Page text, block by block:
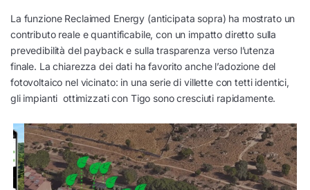
La funzione Reclaimed Energy (anticipata sopra) ha mostrato un
contributo reale e quantificabile, con un impatto diretto sulla
prevedibilità del payback e sulla trasparenza verso l’utenza
finale. La chiarezza dei dati ha favorito anche l’adozione del
fotovoltaico nel vicinato: in una serie di villette con tetti identici,
gli impianti ottimizzati con Tigo sono cresciuti rapidamente.